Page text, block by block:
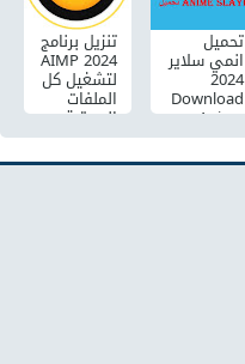
تحميل
انمي سلاير
2024
Download
Anime
Slayer APK
للاندرويد
آخر اصدار
تنزيل برنامج
AIMP 2024
لتشغيل كل
الملفات
الصوتية
مجاناً